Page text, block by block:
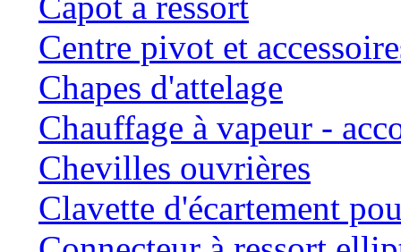
Centre pivot et
Chapes d'attelage
Chauffage à vapeur -
Chevilles ouvrières
Clavette d'écartement